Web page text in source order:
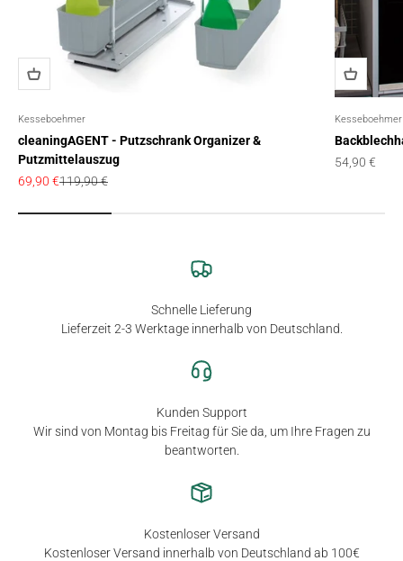
Kesseboehmer
cleaningAGENT - Putzschrank Organizer &
Putzmittelauszug
Angebot
69,90 €Regulärer Preis
119,90 €
Kesseboehmer
Angebot
54,90 €
Schnelle Lieferung
Lieferzeit 2-3 Werktage innerhalb von Deutschland.
Kunden Support
Wir sind von Montag bis Freitag für Sie da, um Ihre Fragen zu
beantworten.
Kostenloser Versand
Kostenloser Versand innerhalb von Deutschland ab 100€